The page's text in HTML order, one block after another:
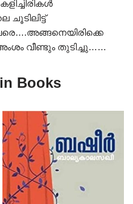
വീണ്ടും തുടിച്ചു……
Books